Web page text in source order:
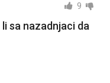
9
sa nazadnjaci da